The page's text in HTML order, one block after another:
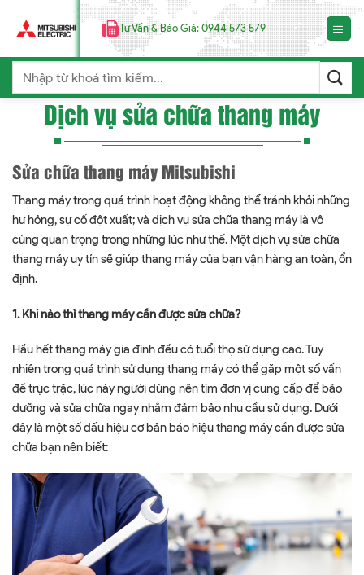
đến
Tư Vấn & Báo Giá: 0944 573 579
Dịch vụ sửa chữa thang máy
Sửa chữa thang máy Mitsubishi
Thang máy trong quá trình hoạt động không thể tránh khỏi những
hư hỏng, sự cố đột xuất; và dịch vụ sửa chữa thang máy là vô
cùng quan trọng trong những lúc như thế. Một dịch vụ sửa chữa
thang máy uy tín sẽ giúp thang máy của bạn vận hàng an toàn, ổn
định.
1. Khi nào thì thang máy cần được sửa chữa?
Hầu hết thang máy gia đình đều có tuổi thọ sử dụng cao. Tuy
nhiên trong quá trình sử dụng thang máy có thể gặp một số vấn
đề trục trặc, lúc này người dùng nên tìm đơn vị cung cấp để bảo
dưỡng và sửa chữa ngay nhằm đảm bảo nhu cầu sử dụng. Dưới
đây là một số dấu hiệu cơ bản báo hiệu thang máy cần được sửa
chữa bạn nên biết: